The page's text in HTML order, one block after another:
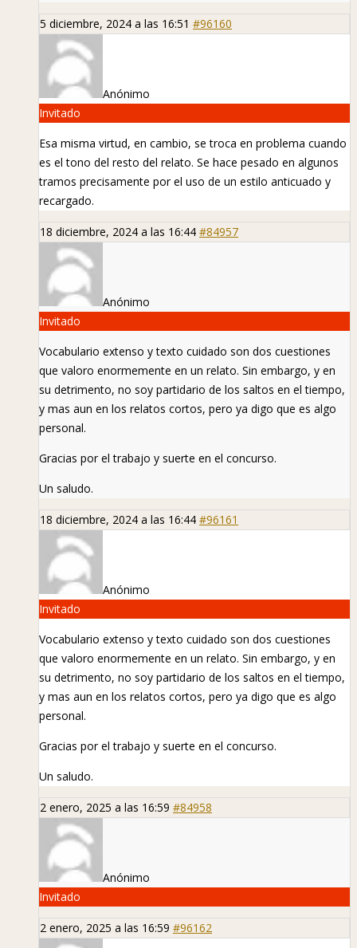
5 diciembre, 2024 a las 16:51 #96160
Anónimo
Invitado
Esa misma virtud, en cambio, se troca en problema cuando
es el tono del resto del relato. Se hace pesado en algunos
tramos precisamente por el uso de un estilo anticuado y
recargado.
18 diciembre, 2024 a las 16:44 #84957
Anónimo
Invitado
Vocabulario extenso y texto cuidado son dos cuestiones
que valoro enormemente en un relato. Sin embargo, y en
su detrimento, no soy partidario de los saltos en el tiempo,
y mas aun en los relatos cortos, pero ya digo que es algo
personal.
Gracias por el trabajo y suerte en el concurso.
Un saludo.
18 diciembre, 2024 a las 16:44 #96161
Anónimo
Invitado
Vocabulario extenso y texto cuidado son dos cuestiones
que valoro enormemente en un relato. Sin embargo, y en
su detrimento, no soy partidario de los saltos en el tiempo,
y mas aun en los relatos cortos, pero ya digo que es algo
personal.
Gracias por el trabajo y suerte en el concurso.
Un saludo.
2 enero, 2025 a las 16:59 #84958
Anónimo
Invitado
2 enero, 2025 a las 16:59 #96162